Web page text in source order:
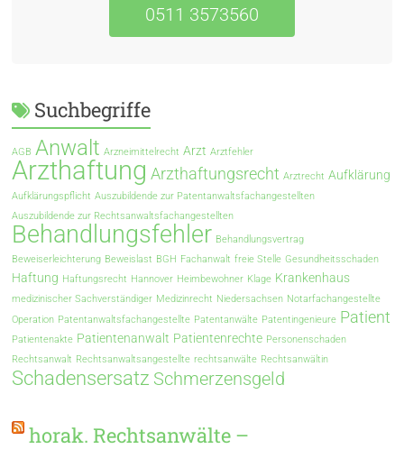
0511 3573560
Suchbegriffe
AGB Anwalt Arzneimittelrecht Arzt Arztfehler
Arzthaftung Arzthaftungsrecht Arztrecht Aufklärung
Aufklärungspflicht Auszubildende zur Patentanwaltsfachangestellten
Auszubildende zur Rechtsanwaltsfachangestellten
Behandlungsfehler Behandlungsvertrag
Beweiserleichterung Beweislast BGH Fachanwalt freie Stelle Gesundheitsschaden
Haftung Haftungsrecht Hannover Heimbewohner Klage Krankenhaus
medizinischer Sachverständiger Medizinrecht Niedersachsen Notarfachangestellte
Operation Patentanwaltsfachangestellte Patentanwälte Patentingenieure Patient
Patientenakte Patientenanwalt Patientenrechte Personenschaden
Rechtsanwalt Rechtsanwaltsangestellte rechtsanwälte Rechtsanwältin
Schadensersatz Schmerzensgeld
horak. Rechtsanwälte –